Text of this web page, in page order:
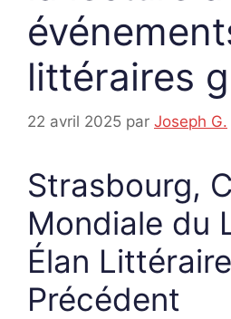
littéraires
22 avril 2025 par Joseph G.
Strasbourg,
Mondiale du
Élan
Précédent